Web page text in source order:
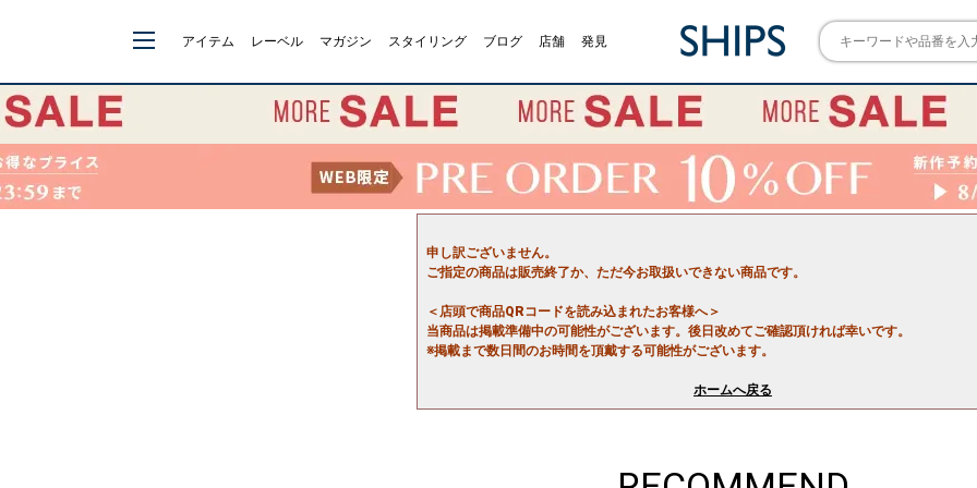
アイテム レーベル マガジン スタイリング ブログ 店舗 発見
申し訳ございません。
ご指定の商品は販売終了か、ただ今お取扱いできない商品です。
＜店頭で商品QRコードを読み込まれたお客様へ＞
当商品は掲載準備中の可能性がございます。後日改めてご確認頂ければ幸いです。
※掲載まで数日間のお時間を頂戴する可能性がございます。
ホームへ戻る